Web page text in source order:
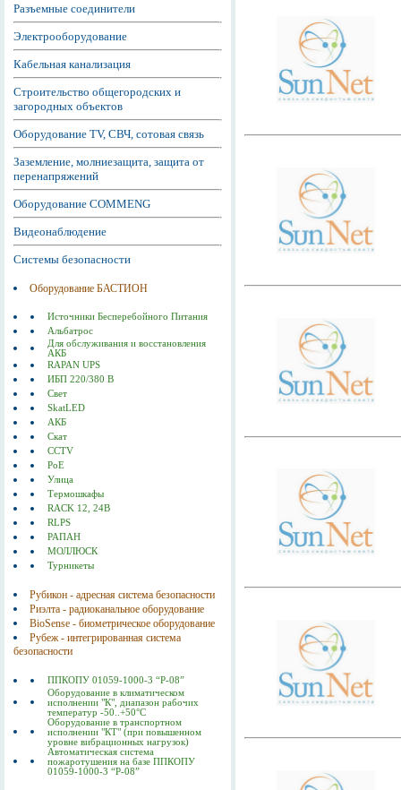
Разъемные соединители
Электрооборудование
Кабельная канализация
Строительство общегородских и
загородных объектов
Оборудование TV, СВЧ, сотовая связь
Заземление, молниезащита, защита от
перенапряжений
Оборудование COMMENG
Видеонаблюдение
Системы безопасности
Оборудование БАСТИОН
Источники Бесперебойного Питания
Альбатрос
Для обслуживания и восстановления
АКБ
RAPAN UPS
ИБП 220/380 В
Свет
SkatLED
АКБ
Скат
CCTV
PoE
Улица
Термошкафы
RACK 12, 24В
RLPS
РАПАН
МОЛЛЮСК
Турникеты
Рубикон - адресная система безопасности
Риэлта - радиоканальное оборудование
BioSense - биометрическое оборудование
Рубеж - интегрированная система
безопасности
ППКОПУ 01059-1000-3 “Р-08”
Оборудование в климатическом
исполнении "К", диапазон рабочих
температур -50..+50°С
Оборудование в транспортном
исполнении "КТ" (при повышенном
уровне вибрационных нагрузок)
Автоматическая система
пожаротушения на базе ППКОПУ
01059-1000-3 “Р-08”